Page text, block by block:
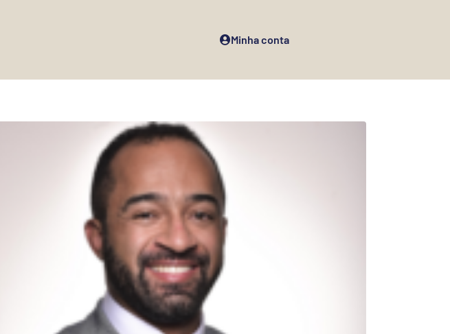
Minha conta